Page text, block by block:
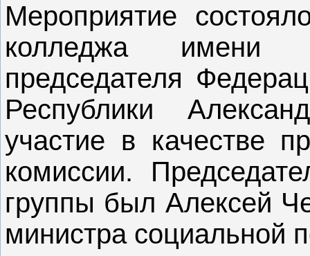
Мероприятие
колледжа имени
председателя
Республики
участие в качестве
комиссии.
группы был Алексей
министра социальной